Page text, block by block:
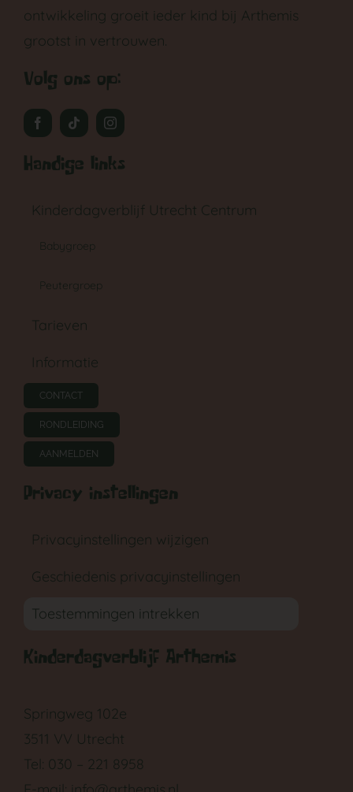
ontwikkeling groeit ieder kind bij Arthemis
grootst in vertrouwen.
Volg ons op:
Handige links
Kinderdagverblijf Utrecht Centrum
Babygroep
Peutergroep
Tarieven
Informatie
CONTACT
RONDLEIDING
AANMELDEN
Privacy instellingen
Privacyinstellingen wijzigen
Geschiedenis privacyinstellingen
Toestemmingen intrekken
Kinderdagverblijf Arthemis
Springweg 102e
3511 VV Utrecht
Tel: 030 – 221 8958
GA NAAR DE BABYGROEP